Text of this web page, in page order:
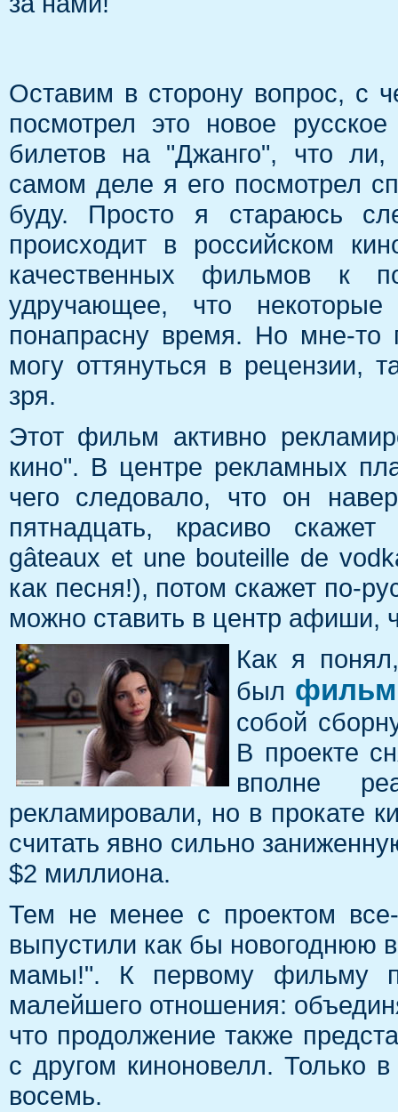
Оставим в сторону вопрос, с
посмотрел это новое
билетов на "Джанго", что
самом деле я его посмотрел
буду. Просто я стараюсь
происходит в российском
качественных фильмов к
удручающее, что некоторые
понапрасну время. Но мне-
могу оттянуться в рецензии,
зря.
Этот фильм активно
кино". В центре рекламных
чего следовало, что он
пятнадцать, красиво
gâteaux et une bouteille de
как песня!), потом скажет по-
можно ставить в центр афиши,
Как я
был фильм
собой
В проекте
вполне
рекламировали, но в прокате
считать явно сильно
$2 миллиона.
Тем не менее с проектом
выпустили как бы новогоднюю
мамы!". К первому фильму
малейшего отношения:
что продолжение также
с другом киноновелл. Только
восемь.